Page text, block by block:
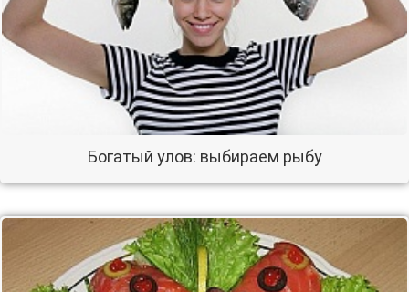
Богатый улов: выбираем рыбу